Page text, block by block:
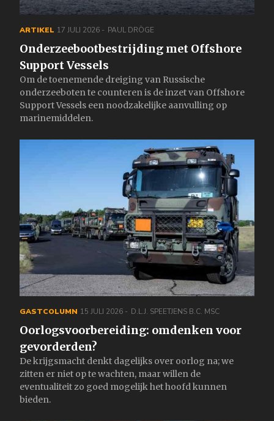
ARTIKEL 17 JULI 2026 PAUL DRÖGE
Onderzeebootbestrijding met Offshore
Support Vessels
Om de toenemende dreiging van Russische
onderzeeboten te counteren is de inzet van Offshore
Support Vessels een noodzakelijke aanvulling op
marinemiddelen.
GASTCOLUMN 15 JULI 2026 D.L.J. SPEETJENS B.C. MSC
Oorlogsvoorbereiding: omdenken voor
gevorderden?
De krijgsmacht denkt dagelijks over oorlog na; we
zitten er niet op te wachten, maar willen de
eventualiteit zo goed mogelijk het hoofd kunnen
bieden.